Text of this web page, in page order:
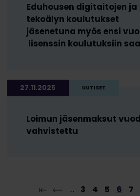
Eduhousen digitaitojen ja
tekoälyn koulutukset
jäsenetuna myös ensi
lisenssin koulutuksiin
27.11.2025 UUTISET
Loimun jäsenmaksut
vahvistettu
… 3 4 5 6 7